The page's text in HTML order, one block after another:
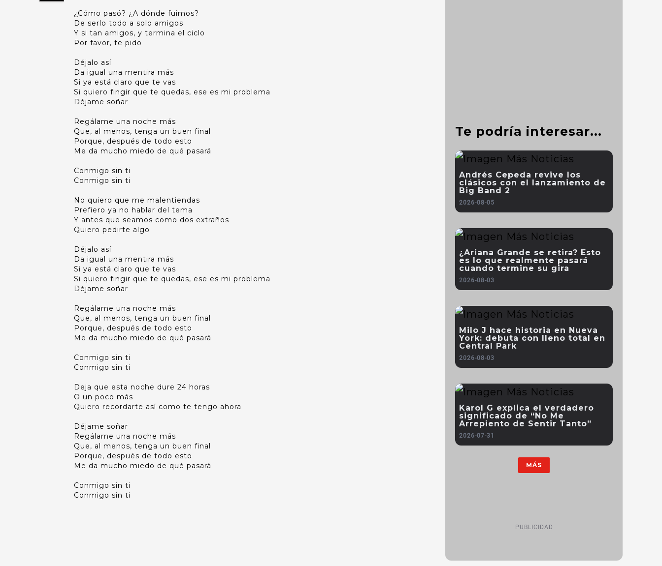
¿Cómo pasó? ¿A dónde fuimos?
De serlo todo a solo amigos
Y si tan amigos, y termina el ciclo
Por favor, te pido
Déjalo así
Da igual una mentira más
Si ya está claro que te vas
Si quiero fingir que te quedas, ese es mi problema
Déjame soñar
Regálame una noche más
Que, al menos, tenga un buen final
Porque, después de todo esto
Me da mucho miedo de qué pasará
Conmigo sin ti
Conmigo sin ti
No quiero que me malentiendas
Prefiero ya no hablar del tema
Y antes que seamos como dos extraños
Quiero pedirte algo
Déjalo así
Da igual una mentira más
Si ya está claro que te vas
Si quiero fingir que te quedas, ese es mi problema
Déjame soñar
Regálame una noche más
Que, al menos, tenga un buen final
Porque, después de todo esto
Me da mucho miedo de qué pasará
Conmigo sin ti
Conmigo sin ti
Deja que esta noche dure 24 horas
O un poco más
Quiero recordarte así como te tengo ahora
Déjame soñar
Regálame una noche más
Que, al menos, tenga un buen final
Porque, después de todo esto
Me da mucho miedo de qué pasará
Conmigo sin ti
Conmigo sin ti
Te podría interesar...
Andrés Cepeda revive los
clásicos con el lanzamiento de
Big Band 2
2026-08-05
¿Ariana Grande se retira? Esto
es lo que realmente pasará
cuando termine su gira
2026-08-03
Milo J hace historia en Nueva
York: debuta con lleno total en
Central Park
2026-08-03
Karol G explica el verdadero
significado de “No Me
Arrepiento de Sentir Tanto”
2026-07-31
MÁS
PUBLICIDAD